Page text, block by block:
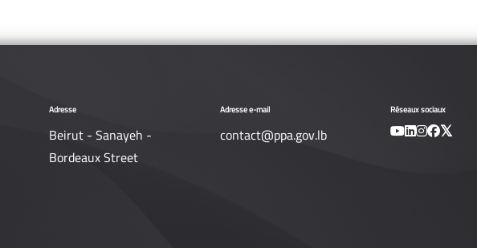
Adresse
Beirut - Sanayeh -
Bordeaux Street
Adresse e-mail
contact@ppa.gov.lb
Réseaux sociaux